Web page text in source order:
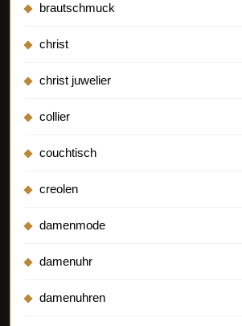
brautschmuck
christ
christ juwelier
collier
couchtisch
creolen
damenmode
damenuhr
damenuhren